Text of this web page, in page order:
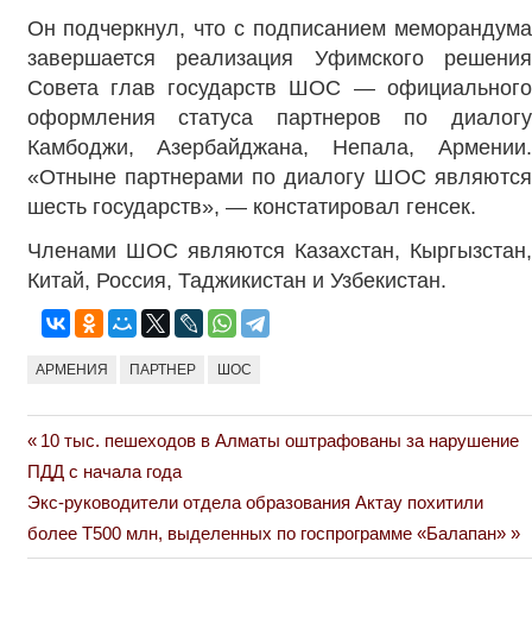
Он подчеркнул, что с подписанием меморандума
завершается реализация Уфимского решения
Совета глав государств ШОС — официального
оформления статуса партнеров по диалогу
Камбоджи, Азербайджана, Непала, Армении.
«Отныне партнерами по диалогу ШОС являются
шесть государств», — констатировал генсек.
Членами ШОС являются Казахстан, Кыргызстан,
Китай, Россия, Таджикистан и Узбекистан.
АРМЕНИЯ ПАРТНЕР ШОС
Навигация
по
записям
Previous
Post:
10 тыс. пешеходов в Алматы оштрафованы за нарушение
ПДД с начала года
Next
Post:
Экс-руководители отдела образования Актау похитили
более Т500 млн, выделенных по госпрограмме «Балапан»